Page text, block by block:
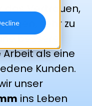
das Vertrauen,
sehr zu
bessere
als eine
Kunden.
unser
ins Leben